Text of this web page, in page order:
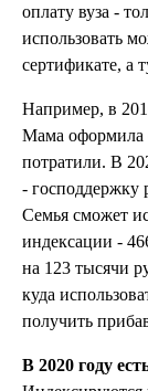
оплату вуза -
использовать
сертификате, а
Например, в
Мама оформила
потратили. В
- господдержку
Семья сможет
индексации -
на 123 тысячи
куда
получить
В 2020 году